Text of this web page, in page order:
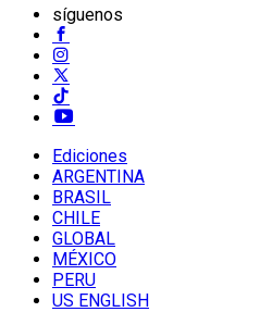
síguenos
Ediciones
ARGENTINA
BRASIL
CHILE
GLOBAL
MÉXICO
PERU
US ENGLISH